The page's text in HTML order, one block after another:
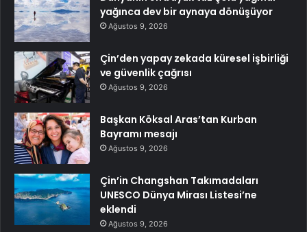
yağınca dev bir aynaya dönüşüyor
Ağustos 9, 2026
Çin’den yapay zekada küresel işbirliği
ve güvenlik çağrısı
Ağustos 9, 2026
Başkan Köksal Aras’tan Kurban
Bayramı mesajı
Ağustos 9, 2026
Çin’in Changshan Takımadaları
UNESCO Dünya Mirası Listesi’ne
eklendi
Ağustos 9, 2026